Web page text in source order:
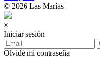
© 2026 Las Marías
×
Iniciar sesión
Olvidé mi contraseña